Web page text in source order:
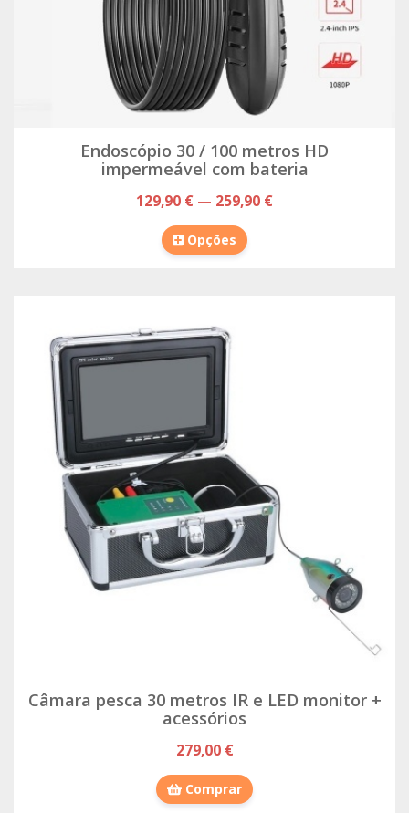
Endoscópio 30 / 100 metros HD
impermeável com bateria
129,90 € — 259,90 €
Opções
Câmara pesca 30 metros IR e LED monitor +
acessórios
279,00 €
Comprar